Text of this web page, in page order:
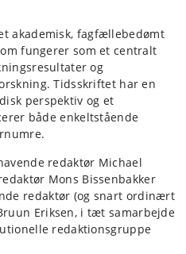
akademisk, fagfællebedømt
fungerer som et centralt
og
Tidsskriftet har en
perspektiv og et
både enkeltstående
redaktør Michael
Mons Bissenbakker
redaktør (og snart ordinært
Eriksen, i tæt samarbejde
redaktionsgruppe